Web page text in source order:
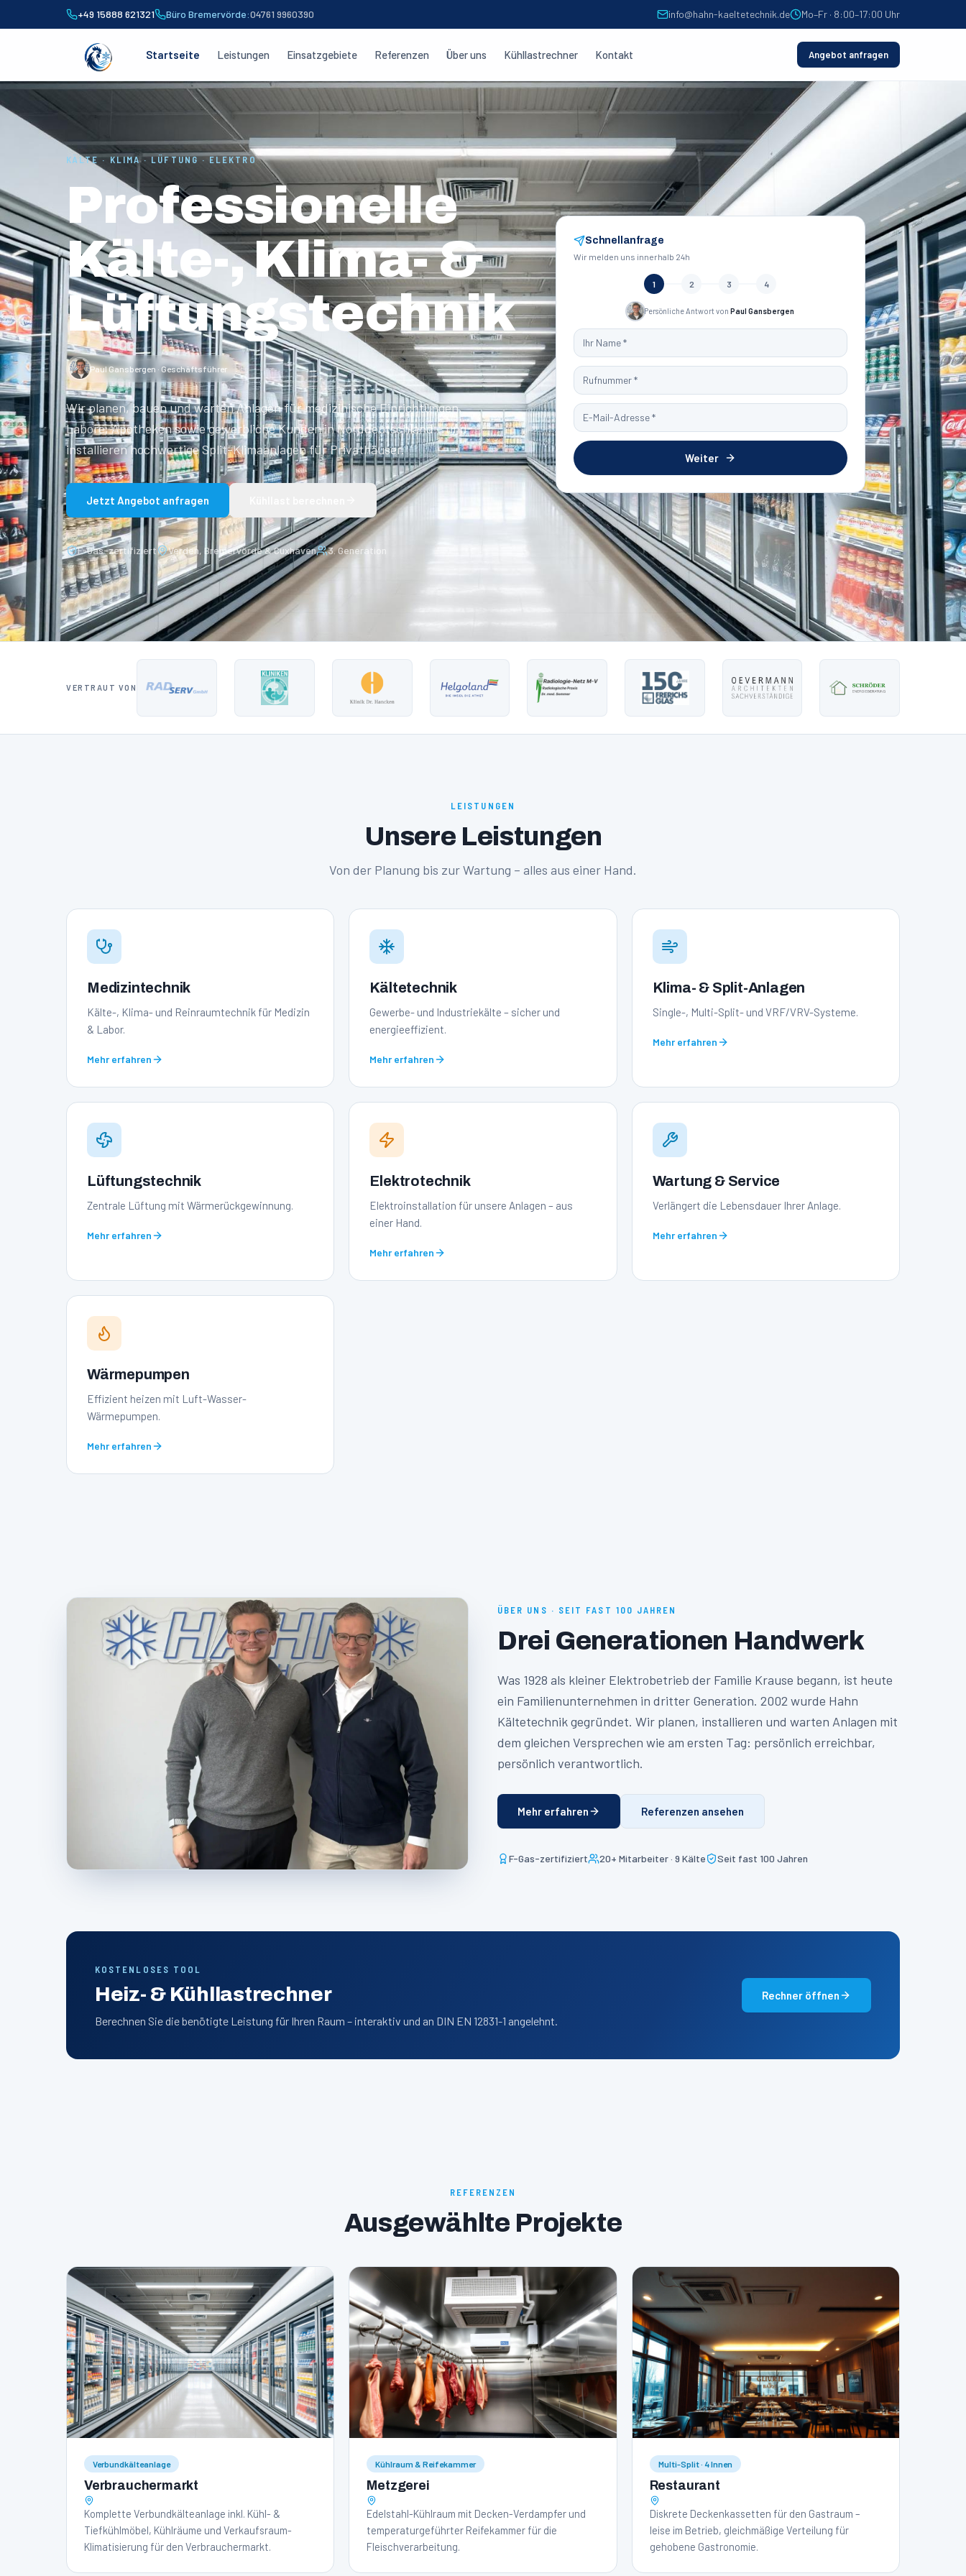
+49 15888 621321 Büro Bremervörde:04761 9960390 info@hahn-kaeltetechnik.de Mo–Fr · 8:00–17:00 Uhr
Startseite Leistungen Einsatzgebiete Referenzen Über uns Kühllastrechner Kontakt Angebot anfragen
KÄLTE · KLIMA · LÜFTUNG · ELEKTRO
Professionelle
Kälte-, Klima- &
Lüftungstechnik
Paul Gansbergen · Geschäftsführer
Wir planen, bauen und warten Anlagen für medizinische Einrichtungen,
Labore, Apotheken sowie gewerbliche Kunden in Norddeutschland – und
installieren hochwertige Split-Klimaanlagen für Privathäuser.
Jetzt Angebot anfragen
F-Gas-zertifiziert Verden, Bremervörde & Cuxhaven 3. Generation
Schnellanfrage
Wir melden uns innerhalb 24h
1 2 3 4
Persönliche Antwort von Paul Gansbergen
Weiter
VERTRAUT VON
LEISTUNGEN
Unsere Leistungen
Von der Planung bis zur Wartung – alles aus einer Hand.
Medizintechnik
Kälte-, Klima- und Reinraumtechnik für Medizin
& Labor.
Mehr erfahren
Kältetechnik
Gewerbe- und Industriekälte – sicher und
energieeffizient.
Mehr erfahren
Klima- & Split-Anlagen
Single-, Multi-Split- und VRF/VRV-Systeme.
Mehr erfahren
Lüftungstechnik
Zentrale Lüftung mit Wärmerückgewinnung.
Mehr erfahren
Elektrotechnik
Elektroinstallation für unsere Anlagen – aus
einer Hand.
Mehr erfahren
Wartung & Service
Verlängert die Lebensdauer Ihrer Anlage.
Mehr erfahren
Wärmepumpen
Effizient heizen mit Luft-Wasser-
Wärmepumpen.
Mehr erfahren
ÜBER UNS · SEIT FAST 100 JAHREN
Drei Generationen Handwerk
Was 1928 als kleiner Elektrobetrieb der Familie Krause begann, ist heute
ein Familienunternehmen in dritter Generation. 2002 wurde Hahn
Kältetechnik gegründet. Wir planen, installieren und warten Anlagen mit
dem gleichen Versprechen wie am ersten Tag: persönlich erreichbar,
persönlich verantwortlich.
Mehr erfahren Referenzen ansehen
F-Gas-zertifiziert 20+ Mitarbeiter · 9 Kälte Seit fast 100 Jahren
KOSTENLOSES TOOL
Heiz- & Kühllastrechner
Berechnen Sie die benötigte Leistung für Ihren Raum – interaktiv und an DIN EN 12831-1 angelehnt.
Rechner öffnen
REFERENZEN
Ausgewählte Projekte
Verbundkälteanlage
Verbrauchermarkt
Komplette Verbundkälteanlage inkl. Kühl- &
Tiefkühlmöbel, Kühlräume und Verkaufsraum-
Klimatisierung für den Verbrauchermarkt.
Kühlraum & Reifekammer
Metzgerei
Edelstahl-Kühlraum mit Decken-Verdampfer und
temperaturgeführter Reifekammer für die
Fleischverarbeitung.
Multi-Split · 4 Innen
Restaurant
Diskrete Deckenkassetten für den Gastraum –
leise im Betrieb, gleichmäßige Verteilung für
gehobene Gastronomie.